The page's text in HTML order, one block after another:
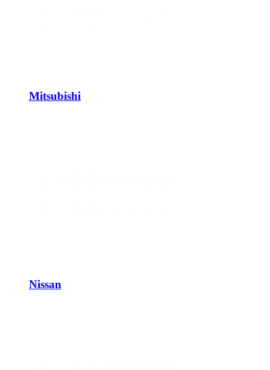
Mitsubishi
Nissan